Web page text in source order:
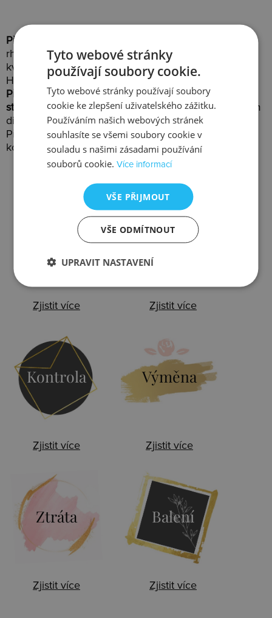
Přívěsky Hot Diamonds
rhodiovaného nebo zlaceného stříbra prvotřídní
kvality(925/1000). Je to nejbohatší kategorie šperků
Hot Diamonds.
Přívěsky jsou dodávány vždy s vyobrazeným
stříbrným řetízkem. Každý přívěsek je osazen pravým
diamantem s certifikátem.
Přívěsky Hot Diamonds obsahují dvě speciální
kolekce - jedinečnouEmozionia roztomilou
Zjistit více
Doprava
Zjistit více
Kontrola
Zjistit více
Výměna
Zjistit více
Ztráta
Zjistit více
Balení
Zjistit více
Tyto webové stránky
používají soubory cookie.
Tyto webové stránky používají soubory
cookie ke zlepšení uživatelského zážitku.
Používáním našich webových stránek
souhlasíte se všemi soubory cookie v
souladu s našimi zásadami používání
souborů cookie.Více informací
VŠE PŘIJMOUT
VŠE ODMÍTNOUT
UPRAVIT NASTAVENÍ